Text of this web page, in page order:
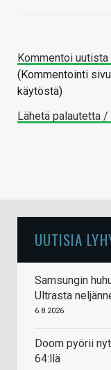
Kommentoi
(Kommentointi
käytöstä)
Lähetä palautetta
UUTISIA
Samsungin
Ultrasta
6.8.2026
Doom pyörii
64:llä